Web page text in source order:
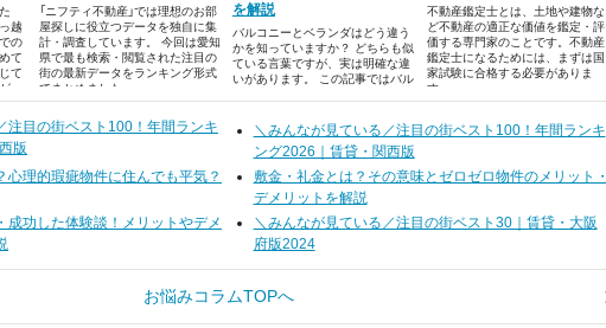
越
の
て
て
、
引
る
せ
「ニフティ不動産」では理想のお部
屋探しに役立つデータを独自に集
計・調査しています。 今回は愛知
県で最も検索・閲覧された注目の
街の最新データをランキング形式
でまとめました。
を解説
バルコニーとベランダはどう違う
かを知っていますか？ どちらも似
ている言葉ですが、実は明確な違
いがあります。 この記事ではバル
ついてもお伝えします。
不動産鑑定士とは、土地や建物な
ど不動産の適正な価値を鑑定・評
価する専門家のことです。不動産
鑑定士になるためには、まずは国
家試験に合格する必要がありま
す。
注目の街ベスト100！年間ランキ
版
＼みんなが見ている／注目の街ベスト100！年間ランキ
ング2026｜賃貸・関西版
心理的瑕疵物件に住んでも平気？
敷金・礼金とは？その意味とゼロゼロ物件のメリット・
デメリットを解説
成功した体験談！メリットやデメ
＼みんなが見ている／注目の街ベスト30｜賃貸・大阪
府版2024
お悩みコラムTOPへ